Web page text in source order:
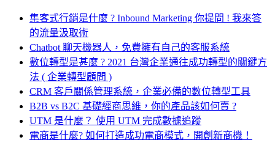
集客式行銷是什麼 ? Inbound Marketing 你提問 ! 我來答
的流量汲取術
Chatbot 聊天機器人，免費擁有自己的客服系統
數位轉型是甚麼 ? 2021 台灣企業通往成功轉型的關鍵方
法 ( 企業轉型顧問 )
CRM 客戶關係管理系統，企業必備的數位轉型工具
B2B vs B2C 基礎經商思維，你的產品該如何賣 ?
UTM 是什麼？ 使用 UTM 完成數據追蹤
電商是什麼? 如何打造成功電商模式，開創新商機！